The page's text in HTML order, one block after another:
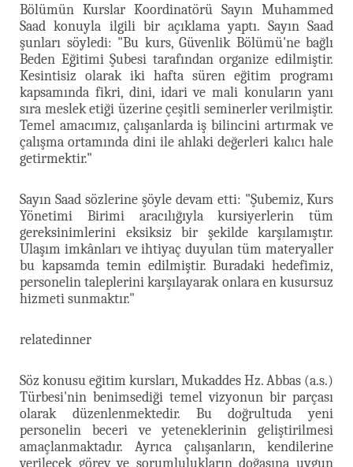
Bölümün Kurslar Koordinatörü Sayın Muhammed
Saad konuyla ilgili bir açıklama yaptı. Sayın Saad
şunları söyledi: "Bu kurs, Güvenlik Bölümü'ne bağlı
Beden Eğitimi Şubesi tarafından organize edilmiştir.
Kesintisiz olarak iki hafta süren eğitim programı
kapsamında fikri, dini, idari ve mali konuların yanı
sıra meslek etiği üzerine çeşitli seminerler verilmiştir.
Temel amacımız, çalışanlarda iş bilincini artırmak ve
çalışma ortamında dini ile ahlaki değerleri kalıcı hale
getirmektir."
Sayın Saad sözlerine şöyle devam etti: "Şubemiz, Kurs
Yönetimi Birimi aracılığıyla kursiyerlerin tüm
gereksinimlerini eksiksiz bir şekilde karşılamıştır.
Ulaşım imkânları ve ihtiyaç duyulan tüm materyaller
bu kapsamda temin edilmiştir. Buradaki hedefimiz,
personelin taleplerini karşılayarak onlara en kusursuz
hizmeti sunmaktır."
relatedinner
Söz konusu eğitim kursları, Mukaddes Hz. Abbas (a.s.)
Türbesi'nin benimsediği temel vizyonun bir parçası
olarak düzenlenmektedir. Bu doğrultuda yeni
personelin beceri ve yeteneklerinin geliştirilmesi
amaçlanmaktadır. Ayrıca çalışanların, kendilerine
verilecek görev ve sorumlulukların doğasına uygun